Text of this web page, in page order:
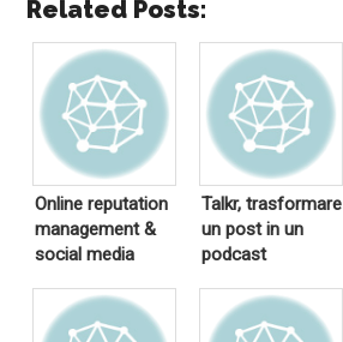
Related Posts:
Online reputation
management &
social media
Talkr, trasformare
un post in un
podcast